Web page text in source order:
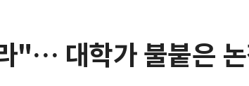
"… 대학가 불붙은